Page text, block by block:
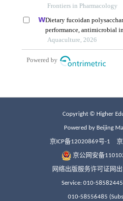
Copyright © Higher
Powered by Beijing
京ICP备12020869号-1
京公网安备
网络出版服务许可证网
Service: 010-
010-58556485